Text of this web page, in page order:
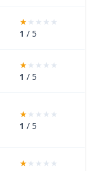
1 / 5
1 / 5
1 / 5